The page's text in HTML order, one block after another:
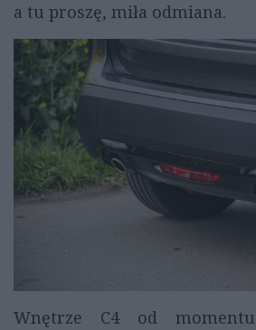
a tu proszę, miła odmiana.
Wnętrze C4 od